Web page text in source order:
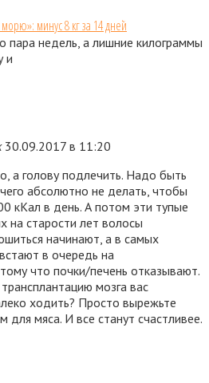
минус 8 кг за 14 дней
пара недель, а лишние килограммы
и
30.09.2017 в 11:20
а голову подлечить. Надо быть
абсолютно не делать, чтобы
кКал в день. А потом эти тупые
на старости лет волосы
начинают, а в самых
в очередь на
что почки/печень отказывают.
мозга вас
ходить? Просто вырежьте
для мяса. И все станут счастливее.